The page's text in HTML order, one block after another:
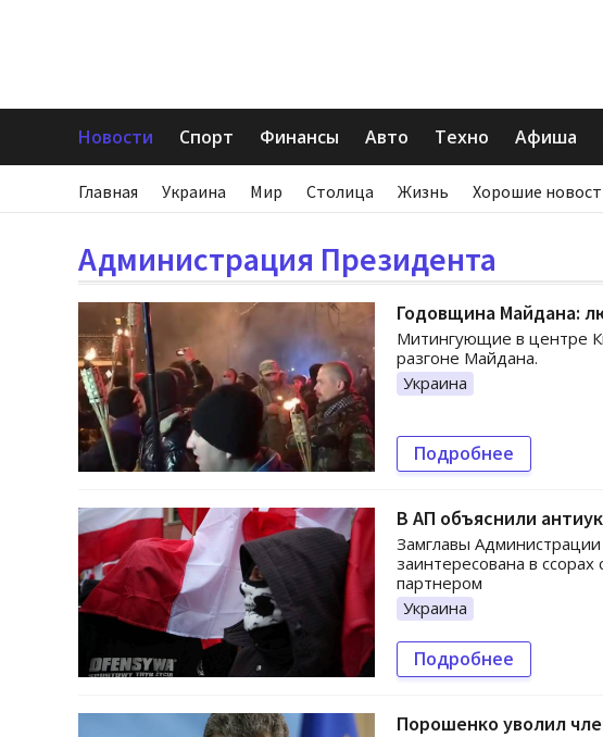
Новости Спорт Финансы Авто Техно Афиша
Главная Украина Мир Столица Жизнь Хорошие
Администрация Президента
Годовщина Майдана:
Митингующие в центре
разгоне Майдана.
Украина
Подробнее
В АП объяснили
Замглавы
заинтересована в
партнером
Украина
Подробнее
Порошенко уволил